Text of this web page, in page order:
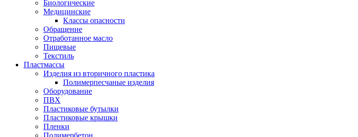
Биологические
Медицинские
Классы опасности
Обращение
Отработанное масло
Пищевые
Текстиль
Пластмассы
Изделия из вторичного пластика
Полимерпесчаные изделия
Оборудование
ПВХ
Пластиковые бутылки
Пластиковые крышки
Пленки
Полимербетон